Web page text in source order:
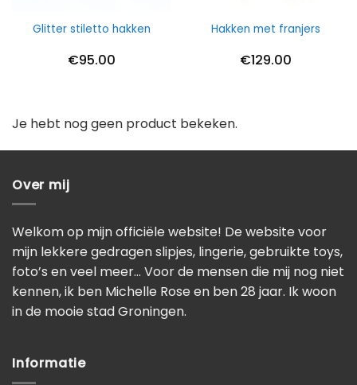
Glitter stiletto hakken
€95.00
Hakken met franjers
€129.00
Je hebt nog geen product bekeken.
Over mij
Welkom op mijn officiële website! De website voor
mijn lekkere gedragen slipjes, lingerie, gebruikte toys,
foto’s en veel meer… Voor de mensen die mij nog niet
kennen, ik ben Michelle Rose en ben 28 jaar. Ik woon
in de mooie stad Groningen.
Informatie